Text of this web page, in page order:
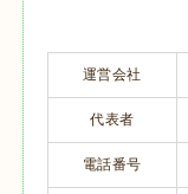
運営会社
代表者
電話番号